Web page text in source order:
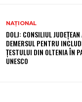
NAȚIONAL
DOLJ: CONSILIUL
DEMERSUL PENTRU
ȚESTULUI DIN OLTENIA ÎN
UNESCO